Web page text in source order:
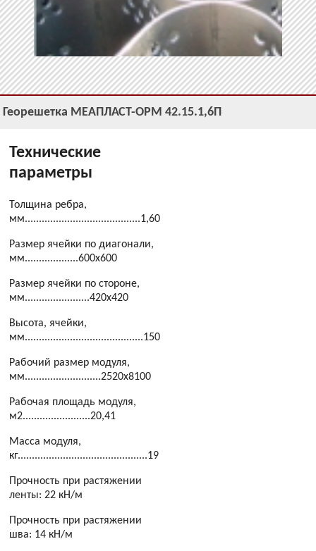
Георешетка МЕАПЛАСТ-ОРМ 42.15.1,6П
Технические
параметры
Толщина ребра,
мм.........................................1,60
Размер ячейки по диагонали,
мм...................600х600
Размер ячейки по стороне,
мм.......................420х420
Высота, ячейки,
мм..........................................150
Рабочий размер модуля,
мм...........................2520х8100
Рабочая площадь модуля,
м2........................20,41
Масса модуля,
кг..............................................19
Прочность при растяжении
ленты: 22 кН/м
Прочность при растяжении
шва: 14 кН/м